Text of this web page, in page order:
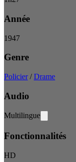
Année
1947
Genre
Policier /Drame
Audio
Multilingue
Fonctionnalités
HD